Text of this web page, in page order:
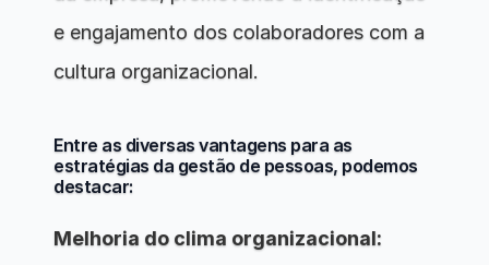
e engajamento dos colaboradores com a
cultura organizacional.
Entre as diversas vantagens para as
estratégias da gestão de pessoas, podemos
destacar:
Melhoria do clima organizacional: